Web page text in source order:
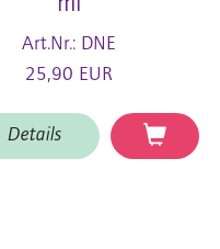
Art.Nr.: DNE
25,90 EUR
Details